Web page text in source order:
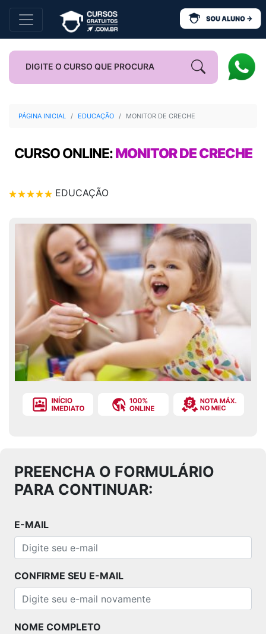
PÁGINA INICIAL EDUCAÇÃO MONITOR DE CRECHE
CURSO ONLINE:MONITOR DE CRECHE
EDUCAÇÃO
PREENCHA O FORMULÁRIO
PARA CONTINUAR:
E-MAIL
CONFIRME SEU E-MAIL
NOME COMPLETO